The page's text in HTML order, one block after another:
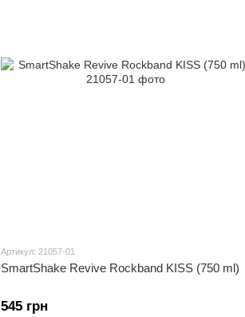
Артикул: 21057-01
SmartShake Revive Rockband KISS (750 ml)
545 грн